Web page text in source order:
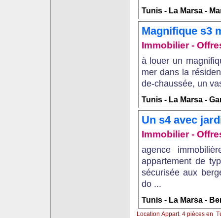
Tunis - La Marsa -
Magnifique s3
Immobilier -
à louer un
mer dans la
de-chaussée, un
Tunis - La Marsa -
Un s4 avec
Immobilier -
agence
appartement de
sécurisée aux
do ...
Tunis - La Marsa -
Location Appart. 4 pièces en